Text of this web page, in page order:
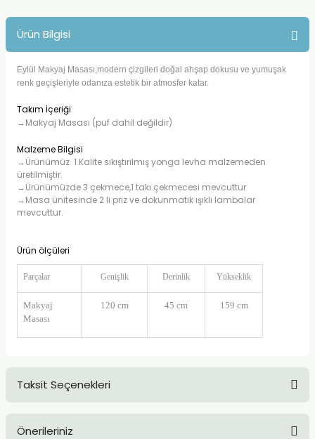
Ürün Bilgisi
Eylül Makyaj Masası,modern çizgileri doğal ahşap dokusu ve yumuşak
renk geçişleriyle odanıza estetik bir atmosfer katar.
Takım İçeriği
→Makyaj Masası (puf dahil değildir)
Malzeme Bilgisi
→Ürünümüz 1.Kalite sıkıştırılmış yonga levha malzemeden
üretilmiştir.
→Ürünümüzde 3 çekmece,1 takı çekmecesi mevcuttur
→Masa ünitesinde 2 li priz ve dokunmatik ışıklı lambalar
mevcuttur.
Ürün ölçüleri
Parçalar Genişlik Derinlik Yükseklik
Makyaj
Masası
120 cm 45 cm 159 cm
Taksit Seçenekleri
Önerileriniz